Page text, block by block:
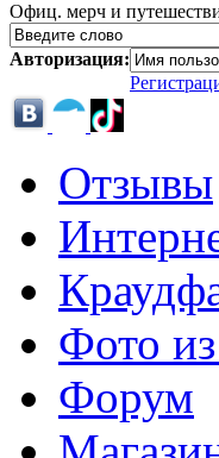
Офиц. мерч и
Авторизация:
Отзывы
Фото
Форум